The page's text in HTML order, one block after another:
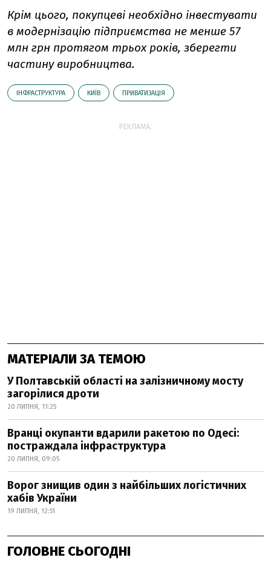
Крім цього, покупцеві необхідно інвестувати
в модернізацію підприємства не менше 57
млн грн протягом трьох років, зберегти
частину виробництва.
ІНФРАСТРУКТУРА КИЇВ ПРИВАТИЗАЦІЯ
РЕКЛАМА:
МАТЕРІАЛИ ЗА ТЕМОЮ
У Полтавській області на залізничному мосту
загорілися дроти
20 ЛИПНЯ, 11:25
Вранці окупанти вдарили ракетою по Одесі:
постраждала інфраструктура
20 ЛИПНЯ, 09:05
Ворог знищив один з найбільших логістичних
хабів України
19 ЛИПНЯ, 12:51
ГОЛОВНЕ СЬОГОДНІ